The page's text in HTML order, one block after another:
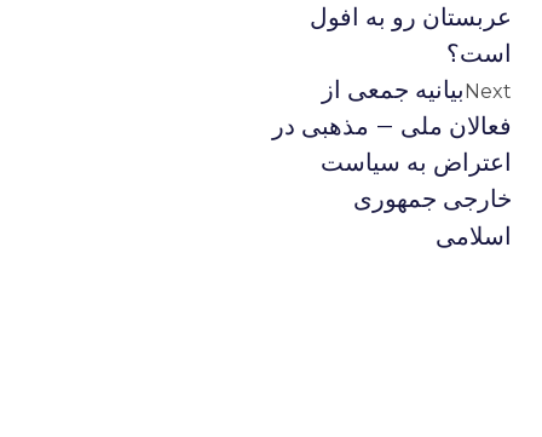
عربستان رو به افول
است؟
Next بیانیه جمعی از
فعالان ملی – مذهبی در
اعتراض به سیاست
خارجی جمهوری
اسلامی